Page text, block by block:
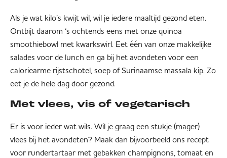
Als je wat kilo’s kwijt wil, wil je iedere maaltijd gezond eten.
Ontbijt daarom ‘s ochtends eens met onze quinoa
smoothiebowl met kwarkswirl. Eet één van onze makkelijke
salades voor de lunch en ga bij het avondeten voor een
caloriearme rijstschotel, soep of Surinaamse massala kip. Zo
eet je de hele dag door gezond.
Met vlees, vis of vegetarisch
Er is voor ieder wat wils. Wil je graag een stukje (mager)
vlees bij het avondeten? Maak dan bijvoorbeeld ons recept
voor rundertartaar met gebakken champignons, tomaat en